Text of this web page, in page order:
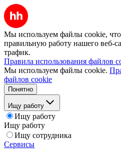
Мы используем файлы cookie,
правильную работу нашего веб-
трафик.
Правила использования файлов
Мы используем файлы cookie.
файлов cookie
Понятно
Ищу работу
Ищу работу
Ищу работу
Ищу сотрудника
Сервисы